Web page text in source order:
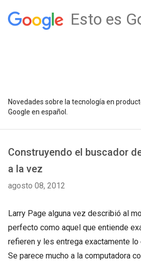
Esto es
Novedades sobre la tecnología en
Google en español.
Construyendo el buscador
a la vez
agosto 08, 2012
Larry Page alguna vez describió al
perfecto como aquel que entiende
refieren y les entrega exactamente lo
Se parece mucho a la computadora